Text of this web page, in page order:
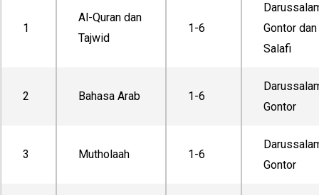
1
Al-Quran dan
Tajwid
1-6
Gontor dan
Salafi
2 Bahasa Arab 1-6
Gontor
3 Mutholaah 1-6
Gontor